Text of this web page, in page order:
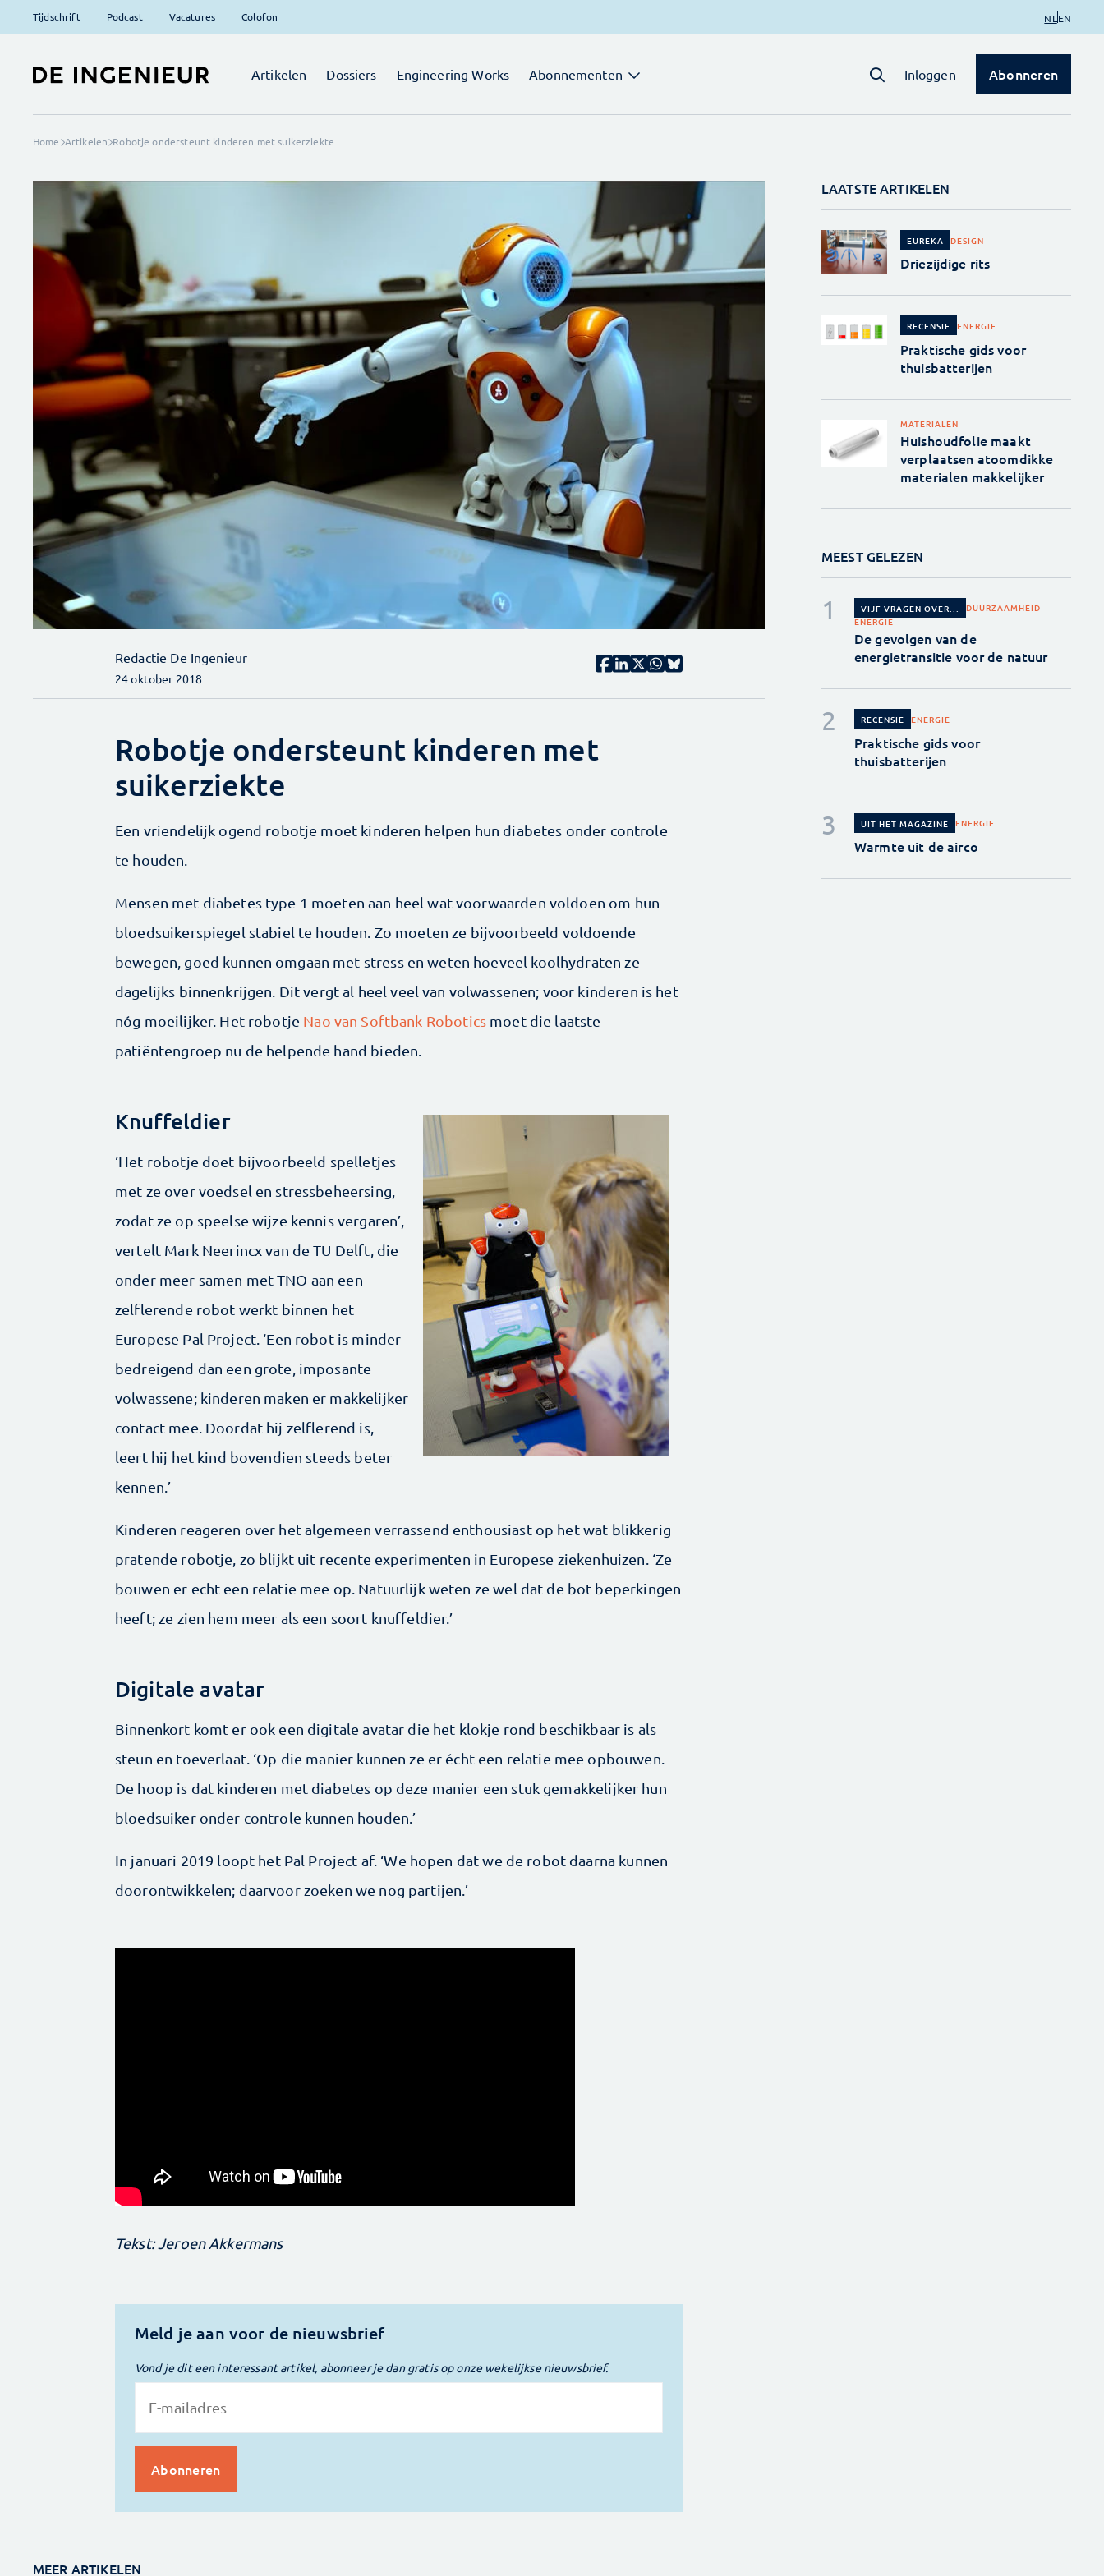
Tijdschrift Podcast Vacatures Colofon NL EN
Artikelen Dossiers Engineering Works Abonnementen Inloggen Abonneren
Home Artikelen Robotje ondersteunt kinderen met suikerziekte
Redactie De Ingenieur
24 oktober 2018
Robotje ondersteunt kinderen met
suikerziekte
Een vriendelijk ogend robotje moet kinderen helpen hun diabetes onder controle
te houden.
Mensen met diabetes type 1 moeten aan heel wat voorwaarden voldoen om hun
bloedsuikerspiegel stabiel te houden. Zo moeten ze bijvoorbeeld voldoende
bewegen, goed kunnen omgaan met stress en weten hoeveel koolhydraten ze
dagelijks binnenkrijgen. Dit vergt al heel veel van volwassenen; voor kinderen is het
nóg moeilijker. Het robotje Nao van Softbank Roboticsmoet die laatste
patiëntengroep nu de helpende hand bieden.
Knuffeldier
‘Het robotje doet bijvoorbeeld spelletjes
met ze over voedsel en stressbeheersing,
zodat ze op speelse wijze kennis vergaren’,
vertelt Mark Neerincx van de TU Delft, die
onder meer samen met TNO aan een
zelflerende robot werkt binnen het
Europese Pal Project. ‘Een robot is minder
bedreigend dan een grote, imposante
volwassene; kinderen maken er makkelijker
contact mee. Doordat hij zelflerend is,
leert hij het kind ­bovendien steeds beter
kennen.’
Kinderen reageren over het algemeen verrassend enthousiast op het wat blikkerig
pratende robotje, zo blijkt uit recente experimenten in Europese ziekenhuizen. ‘Ze
bouwen er echt een relatie mee op. Natuurlijk weten ze wel dat de bot beperkingen
heeft; ze zien hem meer als een soort knuffeldier.’
Digitale avatar
Binnenkort komt er ook een digitale ­avatar die het klokje rond beschikbaar is als
steun en toeverlaat. ‘Op die manier kunnen ze er écht een relatie mee op­bouwen.
De hoop is dat kinderen met ­diabetes op ­deze manier een stuk gemakkelijker hun
bloedsuiker onder controle kunnen houden.’
In januari 2019 loopt het Pal Project af. ‘We hopen dat we de robot daarna kunnen
doorontwikkelen; daarvoor zoeken we nog partijen.’
Tekst: Jeroen Akkermans
Meld je aan voor de nieuwsbrief
Vond je dit een interessant artikel, abonneer je dan gratis op onze wekelijkse nieuwsbrief.
MEER ARTIKELEN
LAATSTE ARTIKELEN
EUREKA DESIGN
Driezijdige rits
RECENSIE ENERGIE
Praktische gids voor
thuisbatterijen
MATERIALEN
Huishoudfolie maakt
verplaatsen atoomdikke
materialen makkelijker
MEEST GELEZEN
VIJF VRAGEN OVER...
DUURZAAMHEID
ENERGIE
De gevolgen van de
energietransitie voor de natuur
RECENSIE ENERGIE
Praktische gids voor
thuisbatterijen
UIT HET MAGAZINE ENERGIE
Warmte uit de airco